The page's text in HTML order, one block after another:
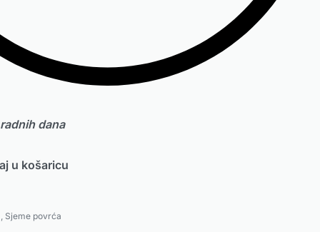
dana
u košaricu
, Sjeme povrća